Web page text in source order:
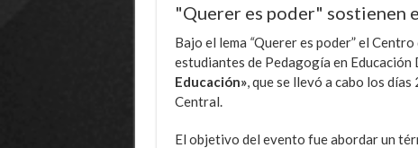
"Querer es poder" sostienen
Bajo el lema “Querer es poder” el Centro
estudiantes de Pedagogía en
Educación», que se llevó a cabo los días
Central.
El objetivo del evento fue abordar un